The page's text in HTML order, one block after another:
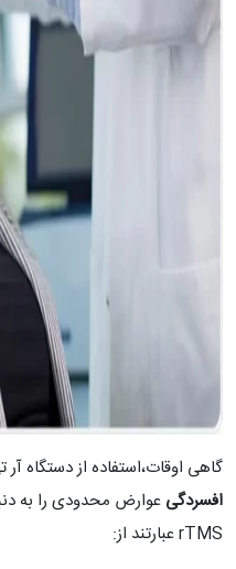
گاهی اوقات،استفاده از دستگاه
افسردگی عوارض محدودی را به
rTMS عبارتند از: